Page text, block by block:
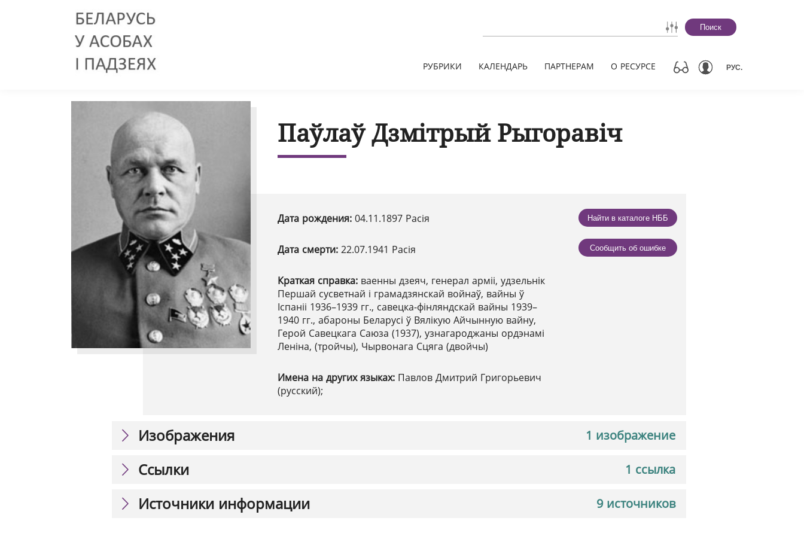
Поиск
РУБРИКИ КАЛЕНДАРЬ ПАРТНЕРАМ О РЕСУРСЕ РУС.
Паўлаў Дзмітрый Рыгоравіч
Дата рождения: 04.11.1897 Расія
Дата смерти: 22.07.1941 Расія
Краткая справка: ваенны дзеяч, генерал арміі, удзельнік
Першай сусветнай і грамадзянскай войнаў, вайны ў
Іспаніі 1936–1939 гг., савецка-фінляндскай вайны 1939–
1940 гг., абароны Беларусі ў Вялікую Айчынную вайну,
Герой Савецкага Саюза (1937), узнагароджаны ордэнамі
Леніна, (тройчы), Чырвонага Сцяга (двойчы)
Имена на других языках: Павлов Дмитрий Григорьевич
(русский);
Найти в каталоге НББ
Сообщить об ошибке
1 изображение
Изображения
1 ссылка
Ссылки
9 источников
Источники информации